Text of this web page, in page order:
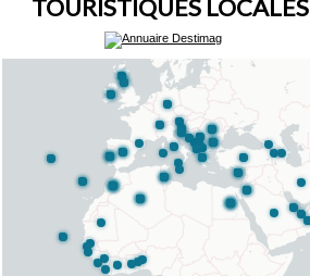
TOURISTIQUES LOCALES